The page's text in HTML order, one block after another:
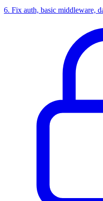
6. Fix auth, basic middleware,